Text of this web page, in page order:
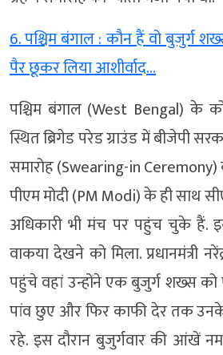
6. पश्चिम बंगाल : कौन हैं वो बुजुर्ग
पैर छूकर लिया आशीर्वाद…
पश्चिम बंगाल (West Bengal) के
स्थित ब्रिगेड परेड ग्राउंड में बीजेपी
समारोह (Swearing-in
पीएम मोदी (PM Modi) के ही साथ
अधिकारी भी मंच पर पहुंच चुके हैं.
वाकया देखने को मिला. प्रधानमंत्री
पहुंचे वहां उन्होंने एक बुजुर्ग शख्स
पांव छुए और फिर काफी देर तक
रहे. इस दौरान बुजुर्गवार की आंखें